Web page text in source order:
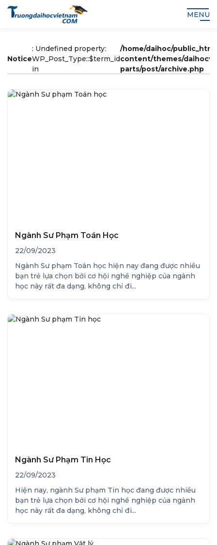
MENU
Notice
: Undefined property:
WP_Post_Type::$term_id
in
/home/daihoc/
content/themes/
parts/post/archive.php
Ngành Sư Phạm Toán Học
22/09/2023
Ngành Sư phạm Toán học hiện nay đang được nhiều
bạn trẻ lựa chọn bởi cơ hội nghề nghiệp của ngành
học này rất đa dạng, không chỉ đi...
Ngành Sư Phạm Tin Học
22/09/2023
Hiện nay, ngành Sư phạm Tin học đang được nhiều
bạn trẻ lựa chọn bởi cơ hội nghề nghiệp của ngành
học này rất đa dạng, không chỉ đi...